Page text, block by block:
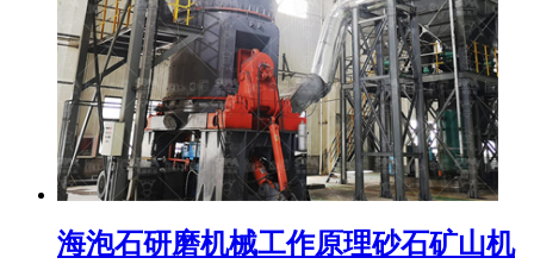
海泡石研磨机械工作原理砂石矿山机